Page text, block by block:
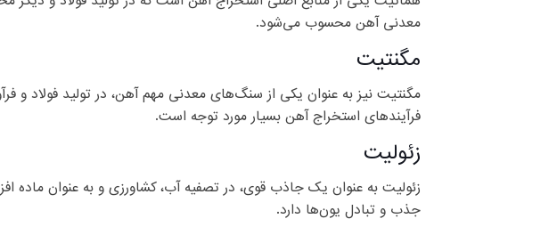
معدنی آهن محسوب می‌شود.
مگنتیت
مگنتیت نیز به عنوان یکی از سنگ‌های معدنی مهم آهن، در تولید فولاد و
فرآیندهای استخراج آهن بسیار مورد توجه است.
زئولیت
زئولیت به عنوان یک جاذب قوی، در تصفیه آب، کشاورزی و به عنوان ماده
جذب و تبادل یون‌ها دارد.